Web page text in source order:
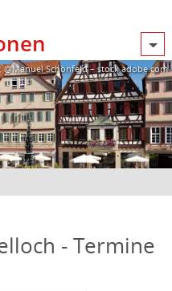
@Manuel Schönfeld – stock.adobe.com
- Termine